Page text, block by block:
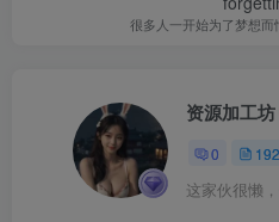
很多人一开始为了梦想
资源加工坊
0 192
这家伙很懒